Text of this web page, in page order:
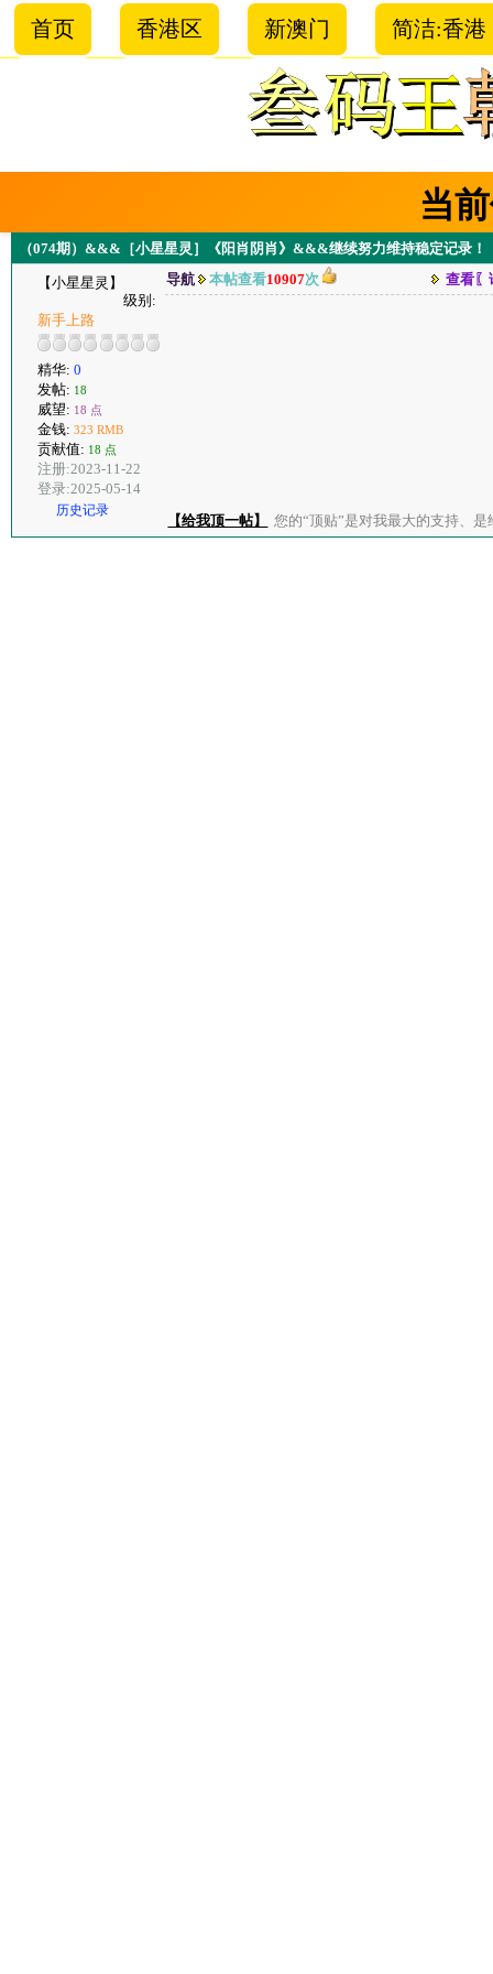
首页 香港区 新澳门 简洁:香港
当
（074期）&&&［小星星灵］《阳肖阴肖》&&&继续努力维持稳定记录！
【小星星灵】
级别:
新手上路
精华: 0
发帖: 18
威望: 18 点
金钱: 323 RMB
贡献值: 18 点
注册:2023-11-22
登录:2025-05-14
历史记录
导航 本帖查看10907次 查看〖
【给我顶一帖】 您的“顶贴”是对我最大的支持、